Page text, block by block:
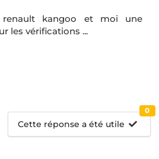
kangoo et moi une
les vérifications ...
Cette réponse a été utile
0